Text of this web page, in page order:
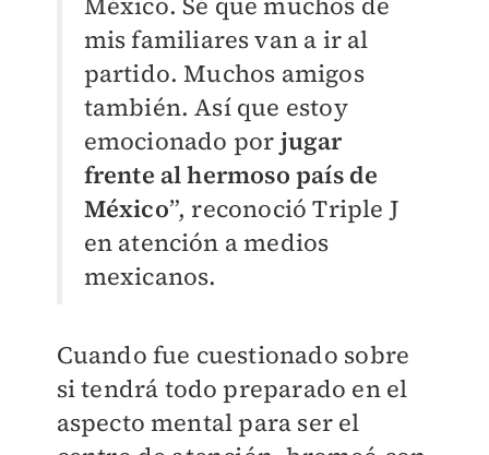
mis familiares van a ir al
partido. Muchos amigos
también. Así que estoy
emocionado por jugar
frente al hermoso país de
México”, reconoció Triple J
en atención a medios
mexicanos.
Cuando fue cuestionado sobre
si tendrá todo preparado en el
aspecto mental para ser el